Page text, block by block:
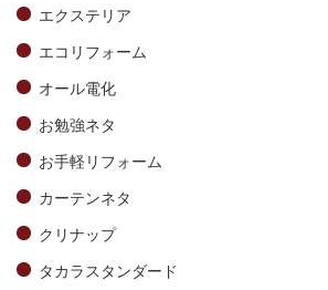
エクステリア
エコリフォーム
オール電化
お勉強ネタ
お手軽リフォーム
カーテンネタ
クリナップ
タカラスタンダード